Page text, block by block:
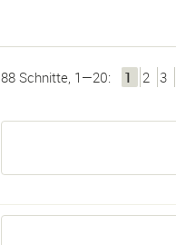
88 Schnitte, 1—20: 1 2 3